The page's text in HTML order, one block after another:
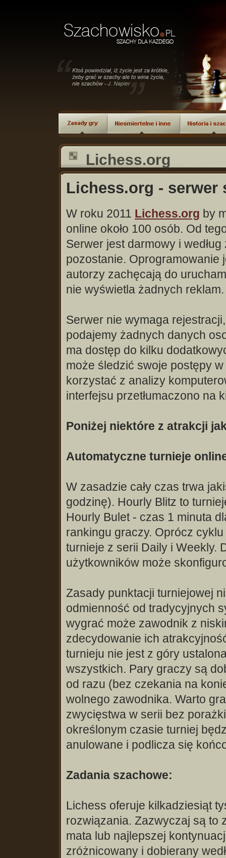
Lichess.org
Lichess.org - serwer
W roku 2011 Lichess.org by
online około 100 osób. Od
Serwer jest darmowy i
pozostanie. Oprogramowanie
autorzy zachęcają do
nie wyświetla żadnych reklam.
Serwer nie wymaga
podajemy żadnych danych
ma dostęp do kilku
może śledzić swoje postępy
korzystać z analizy
interfejsu przetłumaczono na
Poniżej niektóre z atrakcji
Automatyczne turnieje
W zasadzie cały czas trwa
godzinę). Hourly Blitz to
Hourly Bulet - czas 1 minuta
rankingu graczy. Oprócz
turnieje z serii Daily i Weekly.
użytkowników może
Zasady punktacji turniejowej
odmienność od tradycyjnych
wygrać może zawodnik z
zdecydowanie ich
turnieju nie jest z góry
wszystkich. Pary graczy są
od razu (bez czekania na
wolnego zawodnika. Warto
zwycięstwa w serii bez
określonym czasie turniej
anulowane i podlicza się
Zadania szachowe:
Lichess oferuje kilkadziesiąt
rozwiązania. Zazwyczaj są to
mata lub najlepszej
zróżnicowany i dobierany